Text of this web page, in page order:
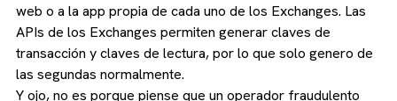
web o a la app propia de cada uno de los Exchanges. Las
APIs de los Exchanges permiten generar claves de
transacción y claves de lectura, por lo que solo genero de
las segundas normalmente.
Y ojo, no es porque piense que un operador fraudulento